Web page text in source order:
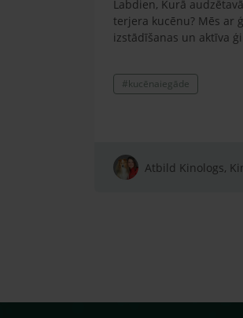
Labdien, Kurā
terjera kucēnu? Mēs ar
izstādīšanas un aktīva
#kucēnaiegāde
Atbild Kinologs,